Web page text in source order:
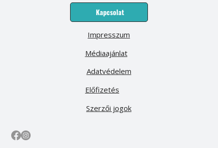
Kapcsolat
Médiaajánlat
Előfizetés
Impresszum
Adatvédelem
Szerzői jogok